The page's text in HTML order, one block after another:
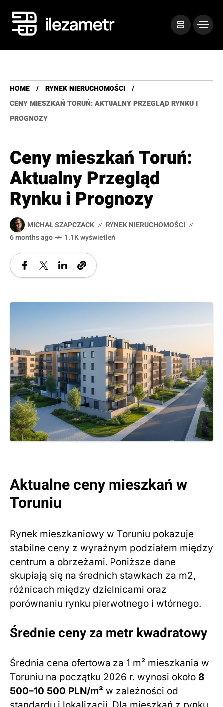
HOME
RYNEK NIERUCHOMOŚCI
CENY MIESZKAŃ TORUŃ: AKTUALNY PRZEGLĄD RYNKU I
PROGNOZY
Ceny mieszkań Toruń:
Aktualny Przegląd
Rynku i Prognozy
MICHAŁ SZAPCZACK
RYNEK NIERUCHOMOŚCI
6 months ago
1.1K wyświetleń
Aktualne ceny mieszkań w
Toruniu
Rynek mieszkaniowy w Toruniu pokazuje
stabilne ceny z wyraźnym podziałem między
centrum a obrzeżami. Poniższe dane
skupiają się na średnich stawkach za m2,
różnicach między dzielnicami oraz
porównaniu rynku pierwotnego i wtórnego.
Średnie ceny za metr kwadratowy
Średnia cena ofertowa za 1 m² mieszkania w
Toruniu na początku 2026 r. wynosi około 8
500–10 500 PLN/m² w zależności od